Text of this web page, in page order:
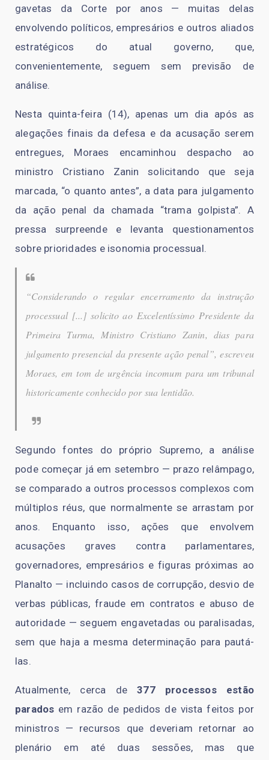
gavetas da Corte por anos — muitas delas
envolvendo políticos, empresários e outros aliados
estratégicos do atual governo, que,
convenientemente, seguem sem previsão de
análise.
Nesta quinta-feira (14), apenas um dia após as
alegações finais da defesa e da acusação serem
entregues, Moraes encaminhou despacho ao
ministro Cristiano Zanin solicitando que seja
marcada, “o quanto antes”, a data para julgamento
da ação penal da chamada “trama golpista”. A
pressa surpreende e levanta questionamentos
sobre prioridades e isonomia processual.
“Considerando o regular encerramento da instrução
processual [...] solicito ao Excelentíssimo Presidente da
Primeira Turma, Ministro Cristiano Zanin, dias para
julgamento presencial da presente ação penal”, escreveu
Moraes, em tom de urgência incomum para um tribunal
historicamente conhecido por sua lentidão.
Segundo fontes do próprio Supremo, a análise
pode começar já em setembro — prazo relâmpago,
se comparado a outros processos complexos com
múltiplos réus, que normalmente se arrastam por
anos. Enquanto isso, ações que envolvem
acusações graves contra parlamentares,
governadores, empresários e figuras próximas ao
Planalto — incluindo casos de corrupção, desvio de
verbas públicas, fraude em contratos e abuso de
autoridade — seguem engavetadas ou paralisadas,
sem que haja a mesma determinação para pautá-
las.
Atualmente, cerca de377 processos estão
parados em razão de pedidos de vista feitos por
ministros — recursos que deveriam retornar ao
plenário em até duas sessões, mas que